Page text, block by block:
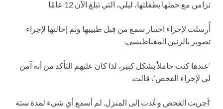
أُرسلت لإجراء اختبار سمع من قِبل طبيبها وتم إحالتها لإجراء
تصوير بالرنين المغناطيسي.
‘عندها كنت حاملاً بشكل كبير، لذا كان عليهم التأكد من أنه آمن
لي لإجراء الفحص’، قالت.
‘أجريت الفحص وعُدت إلى المنزل. لم أسمع أي شيء لمدة ستة